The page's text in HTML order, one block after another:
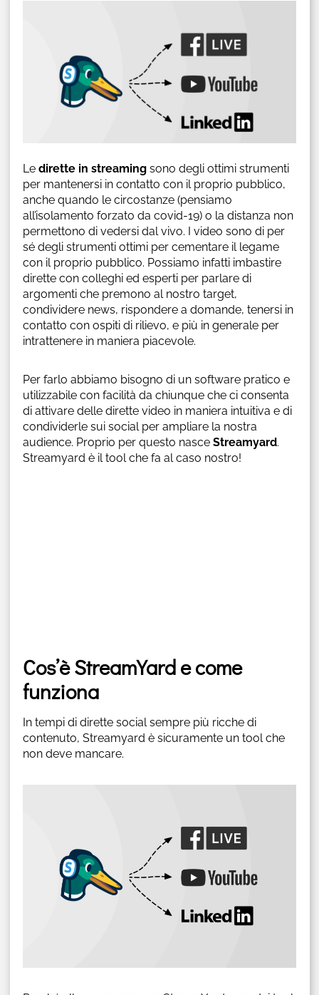
Le dirette in streamingsono degli ottimi strumenti
per mantenersi in contatto con il proprio pubblico,
anche quando le circostanze (pensiamo
all’isolamento forzato da covid-19) o la distanza non
permettono di vedersi dal vivo. I video sono di per
sé degli strumenti ottimi per cementare il legame
con il proprio pubblico. Possiamo infatti imbastire
dirette con colleghi ed esperti per parlare di
argomenti che premono al nostro target,
condividere news, rispondere a domande, tenersi in
contatto con ospiti di rilievo, e più in generale per
intrattenere in maniera piacevole.
Per farlo abbiamo bisogno di un software pratico e
utilizzabile con facilità da chiunque che ci consenta
di attivare delle dirette video in maniera intuitiva e di
condividerle sui social per ampliare la nostra
audience. Proprio per questo nasce Streamyard.
Streamyard è il tool che fa al caso nostro!
Cos’è StreamYard e come
funziona
In tempi di dirette social sempre più ricche di
contenuto, Streamyard è sicuramente un tool che
non deve mancare.